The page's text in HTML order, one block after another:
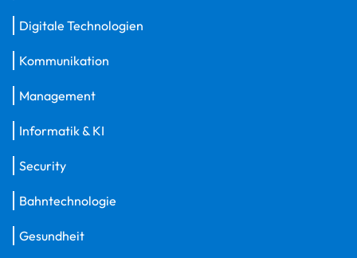
Digitale Technologien
Kommunikation
Management
Informatik & KI
Security
Bahntechnologie
Gesundheit